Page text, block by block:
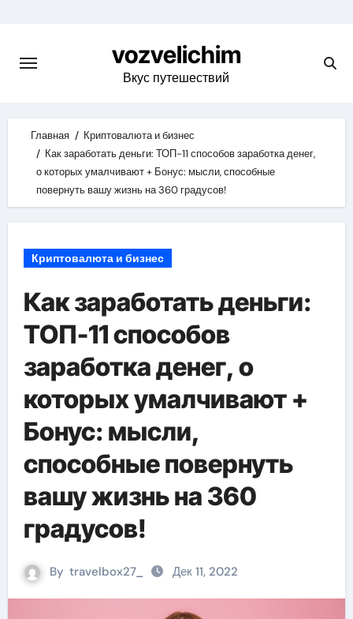
content
vozvelichim
Вкус путешествий
Главная
Криптовалюта и бизнес
Как заработать деньги: ТОП-11 способов заработка денег,
о которых умалчивают + Бонус: мысли, способные
повернуть вашу жизнь на 360 градусов!
Криптовалюта и бизнес
Как заработать деньги:
ТОП-11 способов
заработка денег, о
которых умалчивают +
Бонус: мысли,
способные повернуть
вашу жизнь на 360
градусов!
By travelbox27_ Дек 11, 2022